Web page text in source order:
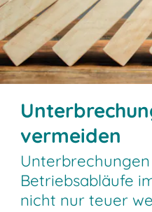
vermeiden
Betriebsabläufe
nicht nur teuer